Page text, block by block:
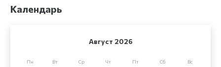
Календарь
Август 2026
Пн Вт Ср Чт Пт Сб Вс